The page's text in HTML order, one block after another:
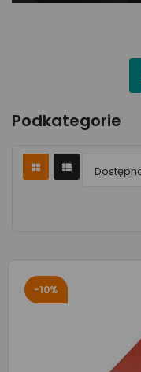
Podkategorie
-10%